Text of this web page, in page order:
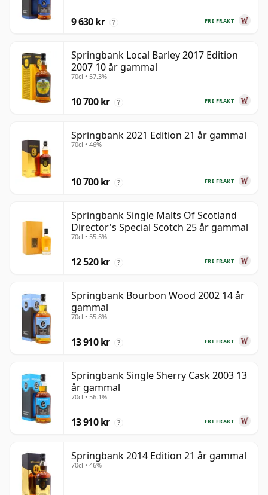
FRI FRAKT
9 630 kr ?
Springbank Local Barley 2017 Edition
2007 10 år gammal
70cl • 57.3%
FRI FRAKT
10 700 kr ?
Springbank 2021 Edition 21 år gammal
70cl • 46%
FRI FRAKT
10 700 kr ?
Springbank Single Malts Of Scotland
Director's Special Scotch 25 år gammal
70cl • 55.5%
FRI FRAKT
12 520 kr ?
Springbank Bourbon Wood 2002 14 år
gammal
70cl • 55.8%
FRI FRAKT
13 910 kr ?
Springbank Single Sherry Cask 2003 13
år gammal
70cl • 56.1%
FRI FRAKT
13 910 kr ?
Springbank 2014 Edition 21 år gammal
70cl • 46%